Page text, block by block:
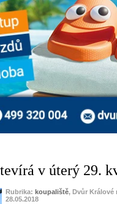
v úterý 29.
Rubrika: koupaliště, Dvůr Králové
28.05.2018